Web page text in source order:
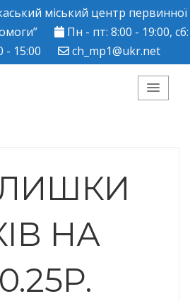
міський центр первинної
Пн - пт: 8:00 - 19:00, сб:
- 15:00
ch_mp1@ukr.net
міський
НА